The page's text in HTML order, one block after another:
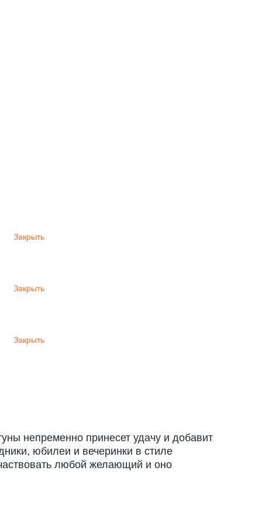
Закрыть
Закрыть
Закрыть
непременно принесет удачу и добавит
юбилеи и вечеринки в стиле
любой желающий и оно